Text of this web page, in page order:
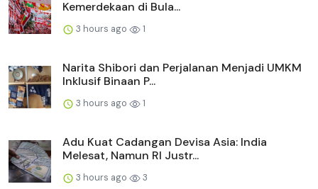
Kemerdekaan di Bula...
3 hours ago 1
Narita Shibori dan Perjalanan Menjadi UMKM
Inklusif Binaan P...
3 hours ago 1
Adu Kuat Cadangan Devisa Asia: India
Melesat, Namun RI Justr...
3 hours ago 3